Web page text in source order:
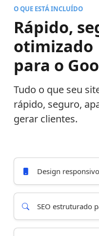
O QUE ESTÁ INCLUÍDO
Rápido,
otimizado
para o
Tudo o que seu
rápido, seguro,
gerar clientes.
Design
SEO estruturado